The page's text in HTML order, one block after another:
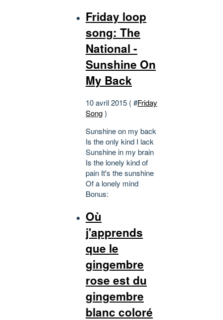
Friday loop
song: The
National -
Sunshine On
My Back
10 avril 2015 ( #Friday
Song)
Sunshine on my back
Is the only kind I lack
Sunshine in my brain
Is the lonely kind of
pain It's the sunshine
Of a lonely mind
Bonus:
Où
j'apprends
que le
gingembre
rose est du
gingembre
blanc coloré